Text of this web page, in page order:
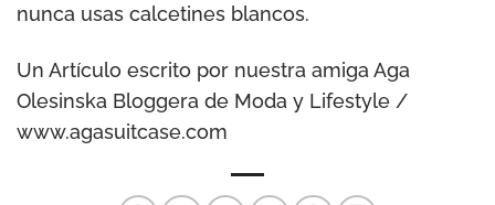
nunca usas calcetines blancos.
Un Artículo escrito por nuestra amiga Aga
Olesinska Bloggera de Moda y Lifestyle /
www.agasuitcase.com